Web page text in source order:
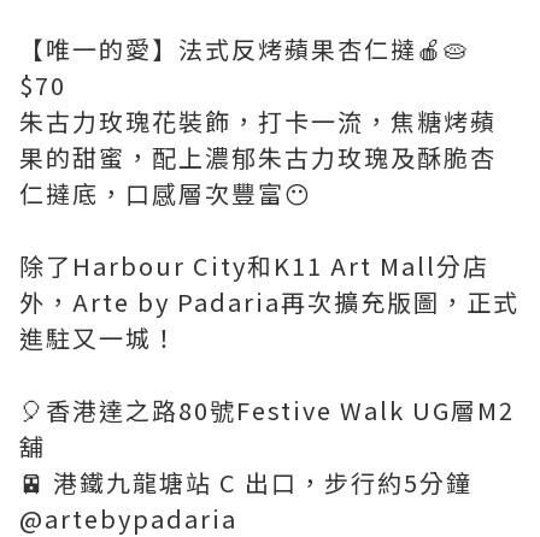
【唯一的愛】法式反烤蘋果杏仁撻🍎🥧
$70
朱古力玫瑰花裝飾，打卡一流，焦糖烤蘋
果的甜蜜，配上濃郁朱古力玫瑰及酥脆杏
仁撻底，口感層次豐富😶
除了Harbour City和K11 Art Mall分店
外，Arte by Padaria再次擴充版圖，正式
進駐又一城！
🎈香港達之路80號Festive Walk UG層M2
舖
🚈 港鐵九龍塘站 C 出口，步行約5分鐘
@artebypadaria